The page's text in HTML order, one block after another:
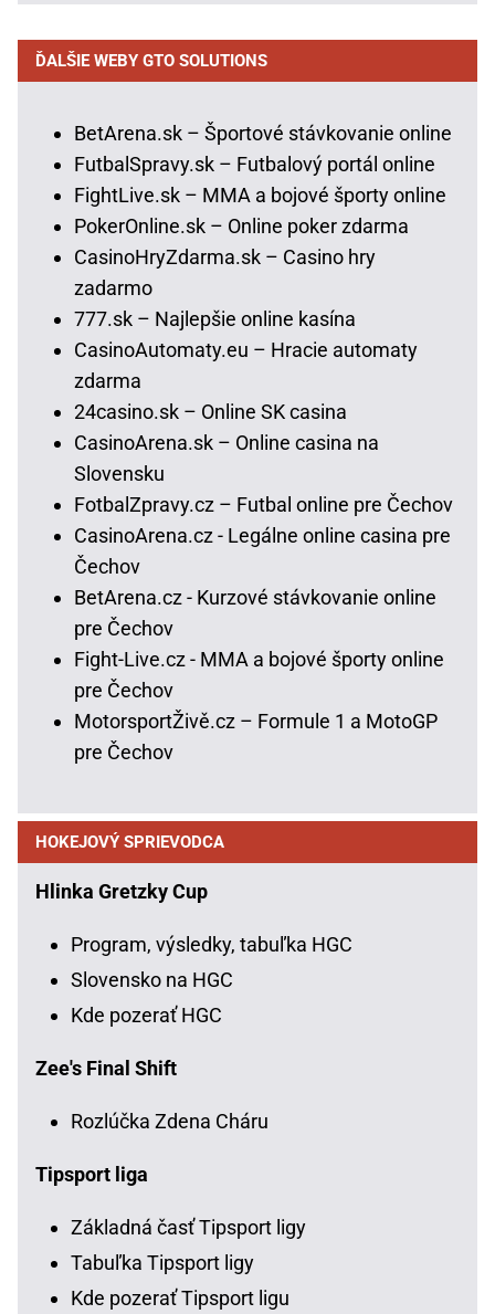
ĎALŠIE WEBY GTO SOLUTIONS
BetArena.sk – Športové stávkovanie online
FutbalSpravy.sk – Futbalový portál online
FightLive.sk – MMA a bojové športy online
PokerOnline.sk – Online poker zdarma
CasinoHryZdarma.sk – Casino hry
zadarmo
777.sk – Najlepšie online kasína
CasinoAutomaty.eu – Hracie automaty
zdarma
24casino.sk – Online SK casina
CasinoArena.sk – Online casina na
Slovensku
FotbalZpravy.cz – Futbal online pre Čechov
CasinoArena.cz - Legálne online casina pre
Čechov
BetArena.cz - Kurzové stávkovanie online
pre Čechov
Fight-Live.cz - MMA a bojové športy online
pre Čechov
MotorsportŽivě.cz – Formule 1 a MotoGP
pre Čechov
HOKEJOVÝ SPRIEVODCA
Hlinka Gretzky Cup
Program, výsledky, tabuľka HGC
Slovensko na HGC
Kde pozerať HGC
Zee's Final Shift
Rozlúčka Zdena Cháru
Tipsport liga
Základná časť Tipsport ligy
Tabuľka Tipsport ligy
Kde pozerať Tipsport ligu